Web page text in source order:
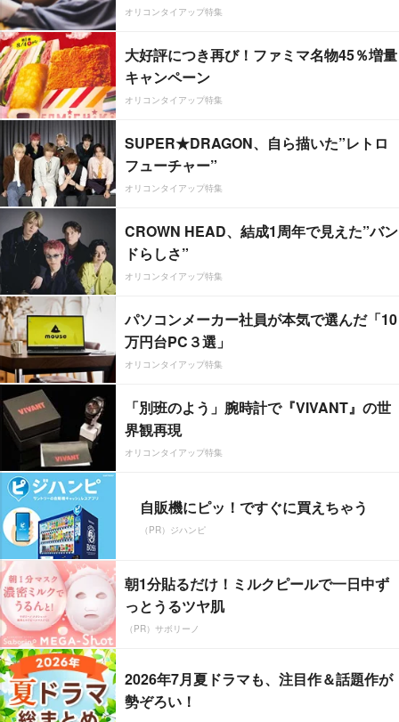
オリコンタイアップ特集
大好評につき再び！ファミマ名物45％増量
キャンペーン
オリコンタイアップ特集
SUPER★DRAGON、自ら描いた”レトロ
フューチャー”
オリコンタイアップ特集
CROWN HEAD、結成1周年で見えた”バン
ドらしさ”
オリコンタイアップ特集
パソコンメーカー社員が本気で選んだ「10
万円台PC３選」
オリコンタイアップ特集
「別班のよう」腕時計で『VIVANT』の世
界観再現
オリコンタイアップ特集
自販機にピッ！ですぐに買えちゃう
（PR）ジハンピ
朝1分貼るだけ！ミルクピールで一日中ず
っとうるツヤ肌
（PR）サボリーノ
2026年7月夏ドラマも、注目作＆話題作が
勢ぞろい！